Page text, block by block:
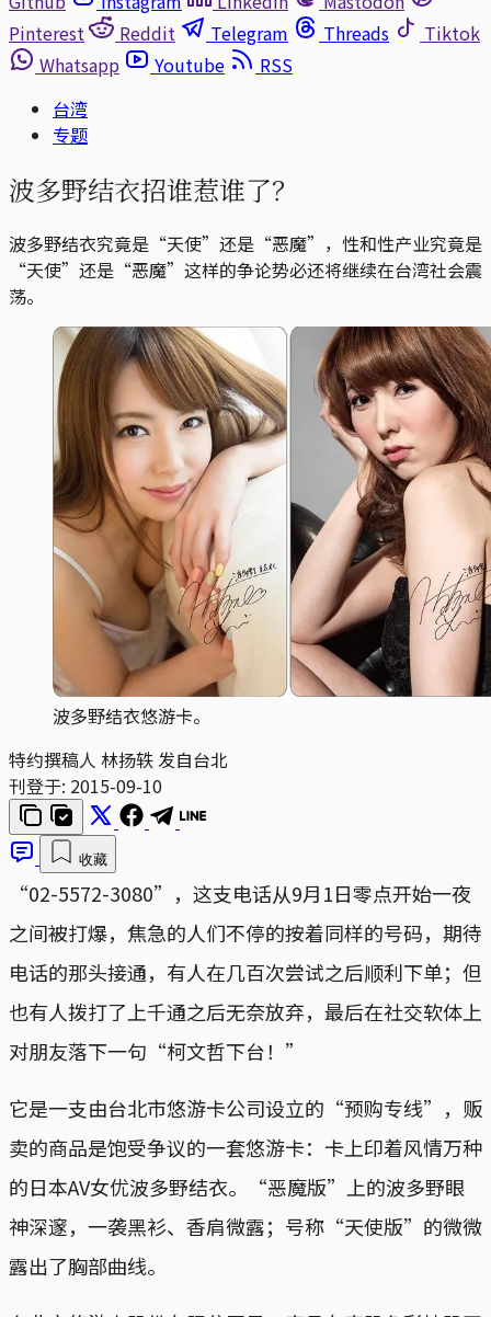
Pinterest
Reddit Telegram Threads
Tiktok
Whatsapp
Youtube
RSS
台湾
专题
波多野结衣招谁惹谁了？
波多野结衣究竟是“天使”还是“恶魔”，性和性产业究竟是
“天使”还是“恶魔”这样的争论势必还将继续在台湾社会震
荡。
波多野结衣悠游卡。
特约撰稿人 林扬轶 发自台北
刊登于: 2015-09-10
收藏
“02-5572-3080”，这支电话从9月1日零点开始一夜
之间被打爆，焦急的人们不停的按着同样的号码，期待
电话的那头接通，有人在几百次尝试之后顺利下单；但
也有人拨打了上千通之后无奈放弃，最后在社交软体上
对朋友落下一句“柯文哲下台！”
它是一支由台北市悠游卡公司设立的“预购专线”，贩
卖的商品是饱受争议的一套悠游卡：卡上印着风情万种
的日本AV女优波多野结衣。“恶魔版”上的波多野眼
神深邃，一袭黑衫、香肩微露；号称“天使版”的微微
露出了胸部曲线。